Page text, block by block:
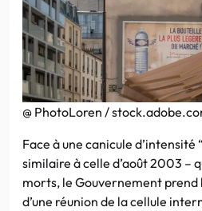
@ PhotoLoren /
Face à une canicule d’intensité
similaire à celle d’août 2003 –
morts, le Gouvernement prend
d’une réunion de la cellule